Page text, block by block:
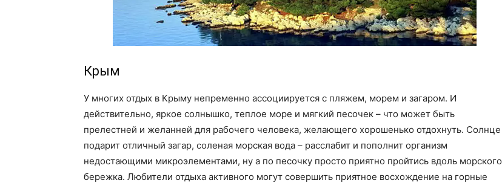
Крым
У многих отдых в Крыму непременно ассоциируется с пляжем, морем и загаром. И
действительно, яркое солнышко, теплое море и мягкий песочек – что может быть
прелестней и желанней для рабочего человека, желающего хорошенько отдохнуть. Солнце
подарит отличный загар, соленая морская вода – расслабит и пополнит организм
недостающими микроэлементами, ну а по песочку просто приятно пройтись вдоль морского
бережка. Любители отдыха активного могут совершить приятное восхождение на горные